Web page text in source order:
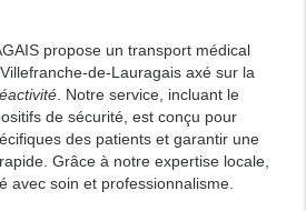
propose un transport médical
de-Lauragais axé sur la
. Notre service, incluant le
de sécurité, est conçu pour
des patients et garantir une
Grâce à notre expertise locale,
avec soin et professionnalisme.